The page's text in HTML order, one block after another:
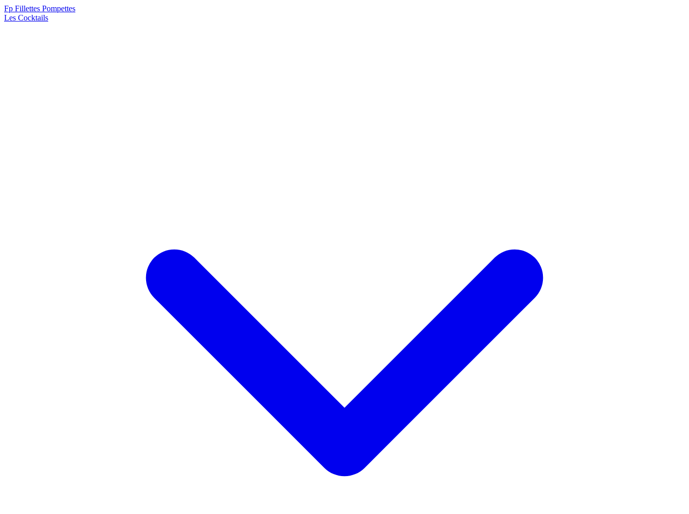
Fp Fillettes Pompettes
Les Cocktails